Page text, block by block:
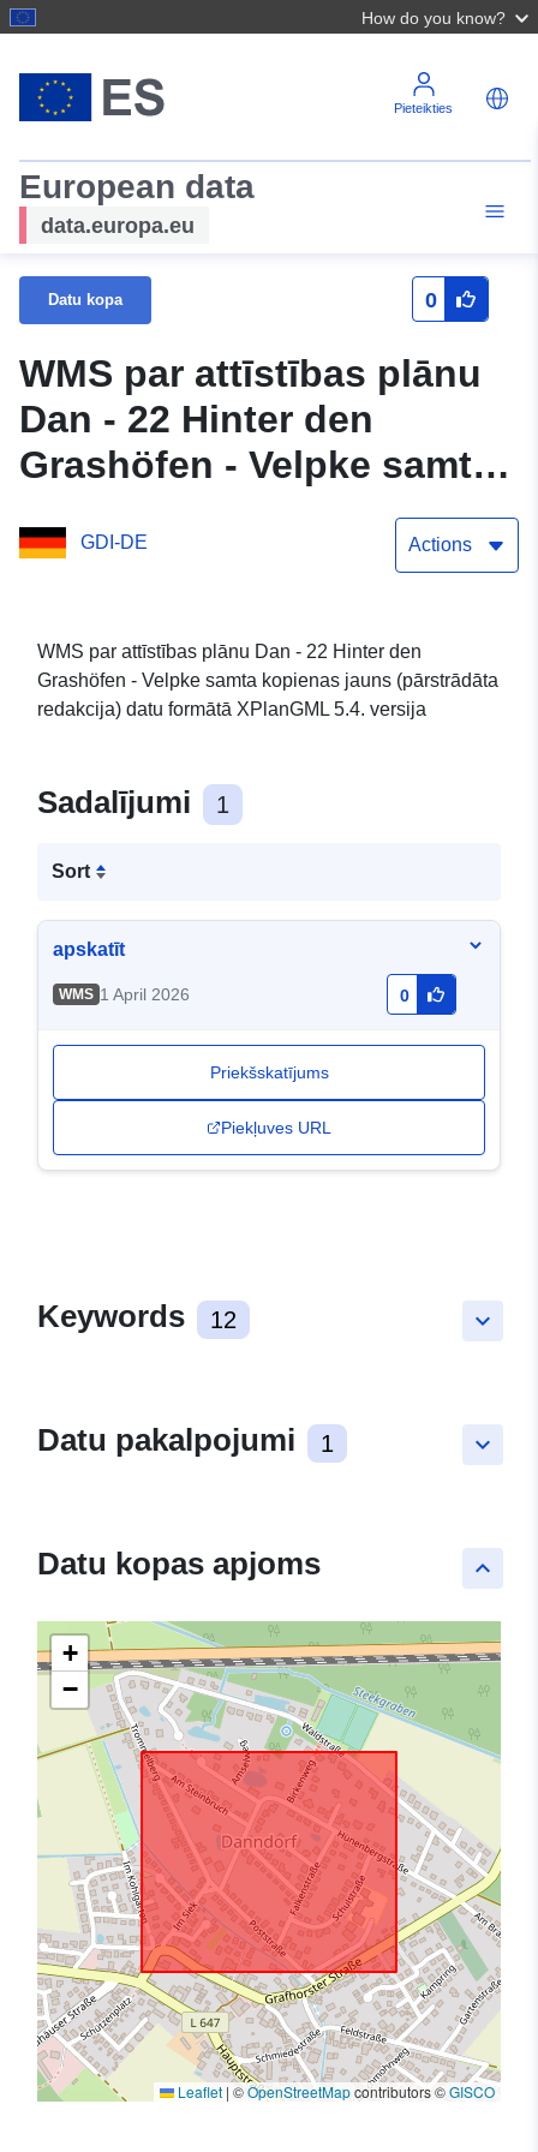
How do you know?
Pieteikties
European data
data.europa.eu
Datu kopa 0
WMS par attīstības plānu
Dan - 22 Hinter den
Grashöfen - Velpke samta
(pārstrādāta redakcija)
GDI-DE Actions
WMS par attīstības plānu Dan - 22 Hinter den
Grashöfen - Velpke samta kopienas jauns (pārstrādāta
redakcija) datu formātā XPlanGML 5.4. versija
Sadalījumi 1
Sort
apskatīt
WMS 1 April 2026 0
Priekšskatījums
Piekļuves URL
keyboard_arrow_down
Keywords 12
keyboard_arrow_down
Datu pakalpojumi 1
keyboard_arrow_up
Datu kopas apjoms
+
−
Leaflet | ©OpenStreetMapcontributors ©GISCO